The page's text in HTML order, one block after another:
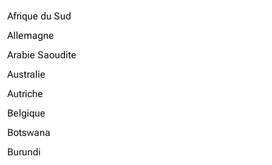
Afrique du Sud
Allemagne
Arabie Saoudite
Australie
Autriche
Belgique
Botswana
Burundi